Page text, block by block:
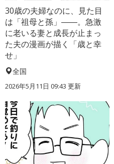
30歳の夫婦なのに、見た目
は「祖母と孫」――。急激
に老いる妻と成長が止まっ
た夫の漫画が描く「歳と幸
せ」
全国
2026年5月11日 09:43 更新